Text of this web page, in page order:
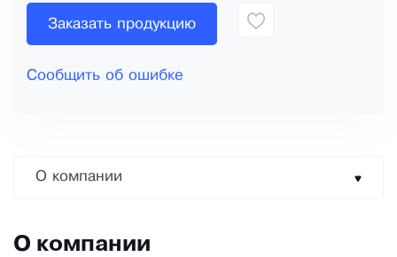
Заказать продукцию
Сообщить об ошибке
О компании
О компании